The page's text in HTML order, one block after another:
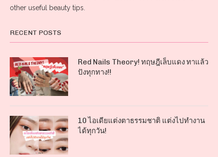
other useful beauty tips.
RECENT POSTS
Red Nails Theory! ทฤษฎีเล็บแดง ทาแล้ว
ปังทุกทาง!!
10 ไอเดียแต่งตาธรรมชาติ แต่งไปทำงาน
ได้ทุกวัน!